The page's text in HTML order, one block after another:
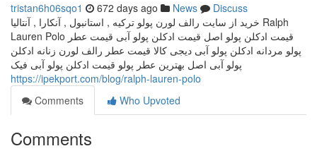
tristan6h06sqo1 672 days ago News
Discuss
خرید از سایت رالف لورن پولو ترکیه , استانبول , آنکارا , آنتالیا Ralph
Lauren Polo قیمت ادکلن پولو اصل قیمت ادکلن پولو آبی قیمت عطر
پولو مردانه ادکلن پولو آبی دیجی کالا قیمت عطر رالف لورن زنانه ادکلن
پولو آبی اصل بهترین عطر پولو قیمت ادکلن پولو آبی فیک
https://ipekport.com/blog/ralph-lauren-polo
Comments
Who Upvoted
Comments